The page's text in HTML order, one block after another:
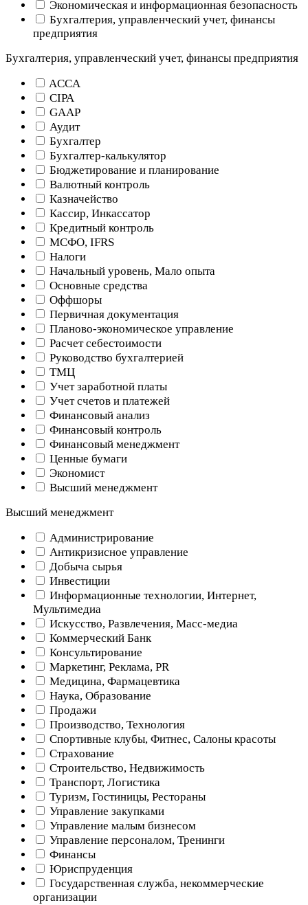
Экономическая и информационная безопасность
Бухгалтерия, управленческий учет, финансы
предприятия
Бухгалтерия, управленческий учет, финансы предприятия
ACCA
CIPA
GAAP
Аудит
Бухгалтер
Бухгалтер-калькулятор
Бюджетирование и планирование
Валютный контроль
Казначейство
Кассир, Инкассатор
Кредитный контроль
МСФО, IFRS
Налоги
Начальный уровень, Мало опыта
Основные средства
Оффшоры
Первичная документация
Планово-экономическое управление
Расчет себестоимости
Руководство бухгалтерией
ТМЦ
Учет заработной платы
Учет счетов и платежей
Финансовый анализ
Финансовый контроль
Финансовый менеджмент
Ценные бумаги
Экономист
Высший менеджмент
Высший менеджмент
Администрирование
Антикризисное управление
Добыча cырья
Инвестиции
Информационные технологии, Интернет,
Мультимедиа
Искусство, Развлечения, Масс-медиа
Коммерческий Банк
Консультирование
Маркетинг, Реклама, PR
Медицина, Фармацевтика
Наука, Образование
Продажи
Производство, Технология
Спортивные клубы, Фитнес, Салоны красоты
Страхование
Строительство, Недвижимость
Транспорт, Логистика
Туризм, Гостиницы, Рестораны
Управление закупками
Управление малым бизнесом
Управление персоналом, Тренинги
Финансы
Юриспруденция
Государственная служба, некоммерческие
организации